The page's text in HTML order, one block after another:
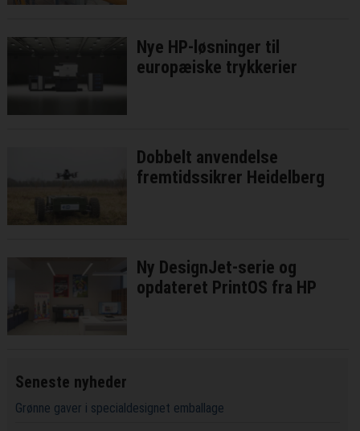
Nye HP-løsninger til
europæiske trykkerier
Dobbelt anvendelse
fremtidssikrer Heidelberg
Ny DesignJet-serie og
opdateret PrintOS fra HP
Seneste nyheder
Grønne gaver i specialdesignet emballage